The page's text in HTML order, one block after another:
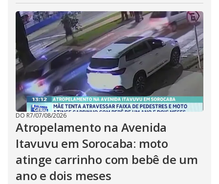
DO R7/07/08/2026
Atropelamento na Avenida
Itavuvu em Sorocaba: moto
atinge carrinho com bebê de um
ano e dois meses